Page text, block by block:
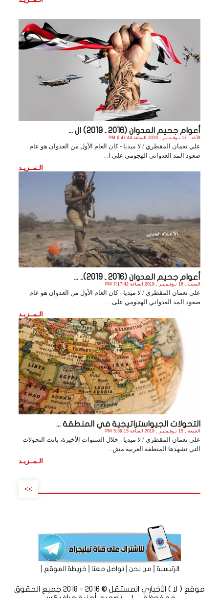
أعوام جحيم العدوان (2016 ـ 2019) ال ...
الأحد , 17 نـوفـمـبـر , 2019 الساعة 6:47:44 PM
علي نعمان المقطري / لا ميديا - كان العام الأول من العدوان هو عام
صعود المد العدواني الهجومي على ا. .
الـمــزيـد
أعوام جحيم العدوان (2016 ـ 2019).. ...
السبت , 16 نـوفـمـبـر , 2019 الساعة 7:17:42 PM
علي نعمان المقطري / لا ميديا - كان العام الأول من العدوان هو عام
صعود المد العدواني الهجومي على . .
الـمــزيـد
التحولات الجيواستراتيجية في المنطقة ...
الجمعة , 15 نـوفـمـبـر , 2019 الساعة 5:39:15 PM
علي نعمان المقطري / لا ميديا - خلال السنوات الأخيرة، باتت التحولات
التي تشهدها المنطقة العربية مش. .
الـمــزيـد
>>
الرئيسية|من نحن|تواصل معنا|خريطة الموقع
موقع ( لا ) الأخباري المستقل © 2016 - 2018 جميع الحقوق